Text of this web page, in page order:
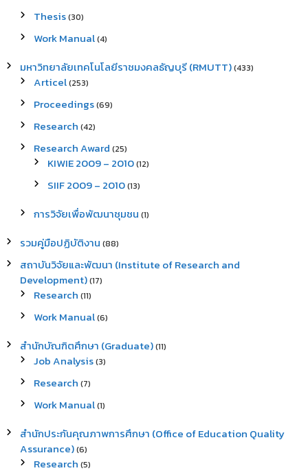
Thesis(30)
Work Manual(4)
มหาวิทยาลัยเทคโนโลยีราชมงคลธัญบุรี (RMUTT)(433)
Articel(253)
Proceedings(69)
Research (42)
Research Award (25)
KIWIE 2009 – 2010(12)
SIIF 2009 – 2010(13)
การวิจัยเพื่อพัฒนาชุมชน (1)
รวมคู่มือปฏิบัติงาน (88)
สถาบันวิจัยและพัฒนา (Institute of Research and
Development)(17)
Research (11)
Work Manual(6)
สำนักบัณฑิตศึกษา (Graduate)(11)
Job Analysis(3)
Research (7)
Work Manual(1)
สำนักประกันคุณภาพการศึกษา (Office of Education Quality
Assurance)(6)
Research (5)